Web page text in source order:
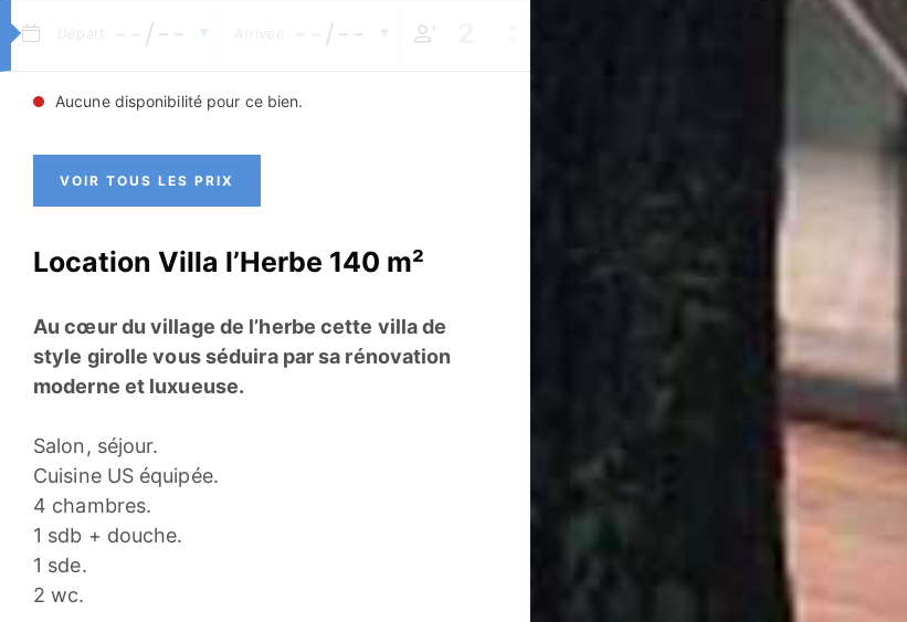
/-- /--
Aucune disponibilité pour ce bien.
VOIR TOUS LES PRIX
Location Villa l’Herbe 140 m²
Au cœur du village de l’herbe cette villa de
style girolle vous séduira par sa rénovation
moderne et luxueuse.
Salon, séjour.
Cuisine US équipée.
4 chambres.
1 sdb + douche.
1 sde.
2 wc.